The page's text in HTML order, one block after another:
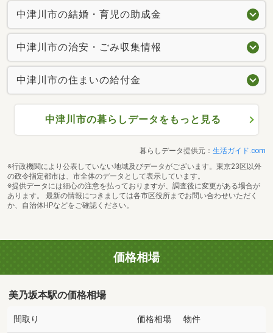
中津川市の結婚・育児の助成金
中津川市の治安・ごみ収集情報
中津川市の住まいの給付金
中津川市の暮らしデータをもっと見る
暮らしデータ提供元： 生活ガイド.com
※行政機関により公表していない地域及びデータがございます。東京23区以外
の政令指定都市は、市全体のデータとして表示しています。
※提供データには細心の注意を払っておりますが、調査後に変更がある場合が
あります。 最新の情報につきましては各市区役所までお問い合わせいただく
か、自治体HPなどをご確認ください。
価格相場
美乃坂本駅の価格相場
間取り 価格相場 物件